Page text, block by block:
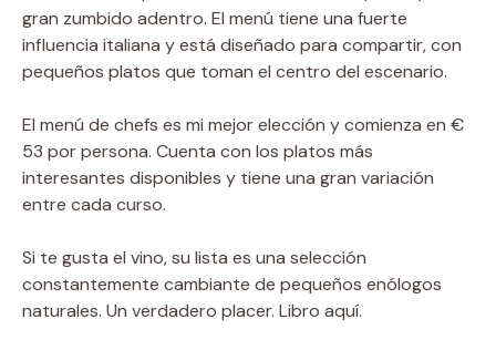
gran zumbido adentro. El menú tiene una fuerte
influencia italiana y está diseñado para compartir, con
pequeños platos que toman el centro del escenario.
El menú de chefs es mi mejor elección y comienza en €
53 por persona. Cuenta con los platos más
interesantes disponibles y tiene una gran variación
entre cada curso.
Si te gusta el vino, su lista es una selección
constantemente cambiante de pequeños enólogos
naturales. Un verdadero placer. Libro aquí.